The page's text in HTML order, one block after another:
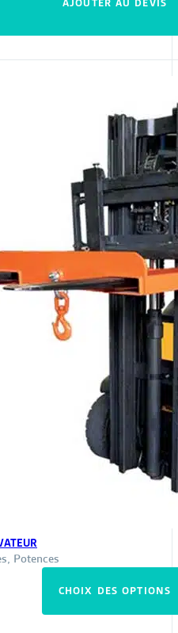
AJOUTER AU DEVIS
, Potences
CHOIX DES OPTIONS